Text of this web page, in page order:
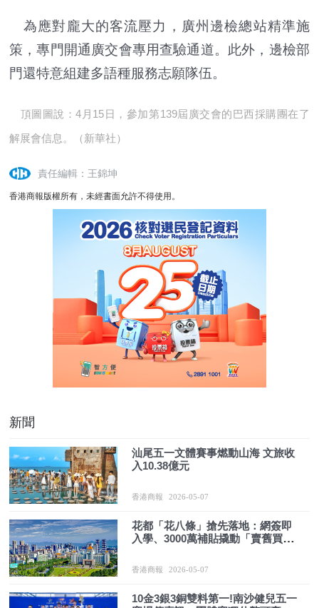
為應對龐大的客流壓力，廣州邊檢總站精準施
策，專門開通廣交會專用查驗通道。此外，邊檢部
門還特意組建多語種服務志願隊伍。
頂圖圖說：4月15日，參加第139屆廣交會的巴西採購團在了
解展會信息。（新華社）
責任編輯：王錦坤
香港商報版權所有，未經書面允許不得使用。
新聞
汕尾五一文體賽事燃動山海 文旅收
入10.38億元
香港商報 2026-05-07
花都「花八條」搶先落地：網簽即
入學、3000萬補貼撬動「賣舊買
香港商報 2026-05-07
10金3銀3銅雙料第一!南沙健兒五一